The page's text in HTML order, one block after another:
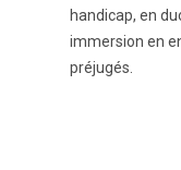
handicap, en
immersion en
préjugés.